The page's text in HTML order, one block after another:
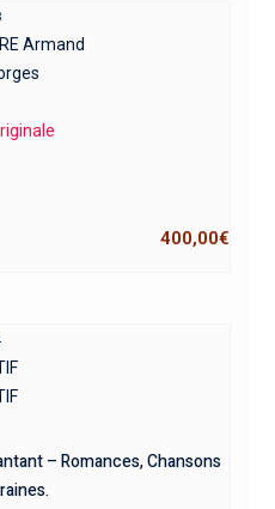
Armand
400,00€
– Romances, Chansons